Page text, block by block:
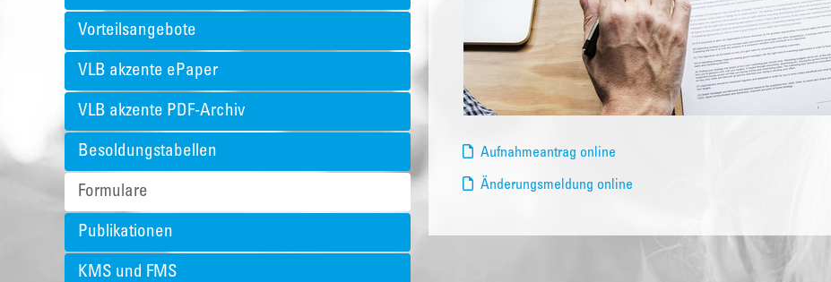
Vorteilsangebote
VLB akzente ePaper
VLB akzente PDF-Archiv
Besoldungstabellen
Formulare
Publikationen
KMS und FMS
Aufnahmeantrag online
Änderungsmeldung online